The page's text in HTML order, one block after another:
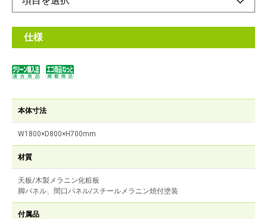
仕様
本体寸法
W1800×D800×H700mm
材質
天板/木製メラニン化粧板
脚パネル、間口パネル/スチールメラニン焼付塗装
付属品